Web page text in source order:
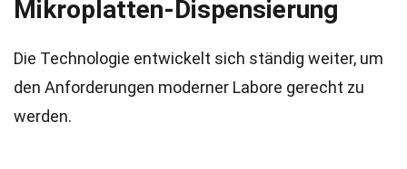
Mikroplatten-Dispensierung
Die Technologie entwickelt sich ständig weiter, um
den Anforderungen moderner Labore gerecht zu
werden.